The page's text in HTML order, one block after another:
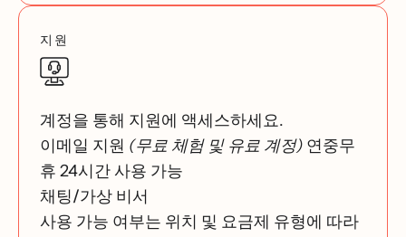
지원
계정을 통해 지원에 액세스하세요.
이메일 지원 (무료 체험 및 유료 계정) 연중무
휴 24시간 사용 가능
채팅/가상 비서
사용 가능 여부는 위치 및 요금제 유형에 따라